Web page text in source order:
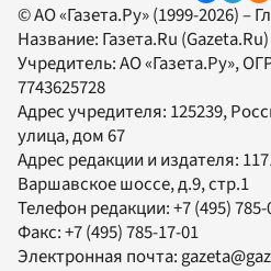
© АО «Газета.Ру» (1999-2026) –
Название: Газета.Ru (Gazeta.Ru)
Учредитель:АО «Газета.Ру»,
7743625728
Адрес учредителя: 125239,
улица, дом 67
Адрес редакции и издателя:
Варшавское шоссе, д.9, стр.1
Телефон редакции:+7 (495)
Факс:+7 (495) 785-17-01
Электронная почта: